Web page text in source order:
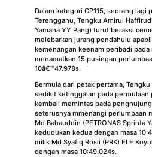
Dalam kategori CP115, seorang lagi
Terengganu, Tengku Amirul
Yamaha YY Pang) turut beraksi
melebarkan jurang pendahulu
kemenangan keenam peribadi
menamatkan 15 pusingan
10â€™47.978s.
Bermula dari petak pertama,
sedikit ketinggalan pada permulaan
kembali memintas pada
seterusnya mmenangi perlumbaan
Md Bahauddin (PETRONAS Sprinta
kedudukan kedua dengan masa
milik Md Syafiq Rosli (PRK) ELF
dengan masa 10:49.024s.